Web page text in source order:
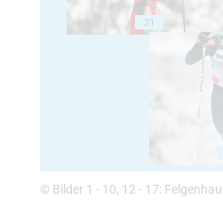
21
© Bilder 1 - 10, 12 - 17: